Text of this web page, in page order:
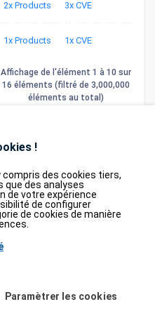
2x Products 3x CVE
1x Products 1x CVE
Affichage de l'élément 1 à 10 sur
16 éléments (filtré de 3,000,000
éléments au total)
(KEV) provient de laCybersecurity
!
des cookies tiers,
que des analyses
de votre expérience
de configurer
de cookies de manière
Paramètrer les cookies